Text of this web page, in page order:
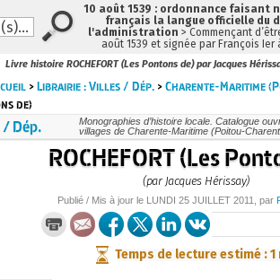
Livre histoire ROCHEFORT (Les Pontons de) par Jacques
>Librairie : Villes / Dép. >Charente-Maritime
de)
Dép.
Monographies d’histoire locale. Catalogue
villages de Charente-Maritime (Poitou-
ROCHEFORT (Les
(par Jacques Hérissay)
Publié / Mis à jour le LUNDI 25 JUILLET 2011 , par
Temps de lecture estimé : 1
10 août 1539 : ordonnance faisant
français la langue officielle du
l'administration > Commençant
août 1539 et signée par François